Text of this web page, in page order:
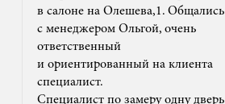
в салоне на Олешева,1. Общались
с менеджером Ольгой, очень
ответственный
и ориентированный на клиента
специалист.
Специалист по замеру одну дверь